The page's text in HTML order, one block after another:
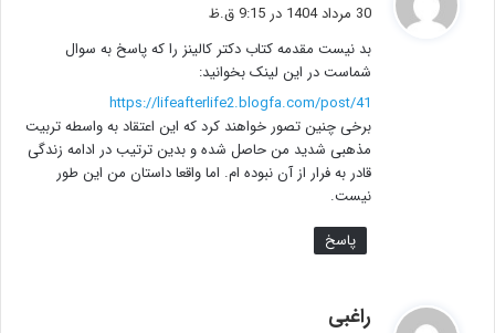
ت
30 مرداد 1404 در 9:15 ق.ظ
بد نیست مقدمه کتاب دکتر کالینز را که پاسخ به سوال
شماست در این لینک بخوانید:
https://lifeafterlife2.blogfa.com/post/41
برخی چنین تصور خواهند کرد که این اعتقاد به واسطه تربیت
مذهبی شدید من حاصل شده و بدین ترتیب در ادامه زندگی
قادر به فرار از آن نبوده ام. اما واقعا داستان من این طور
نیست.
پاسخ
راغبی